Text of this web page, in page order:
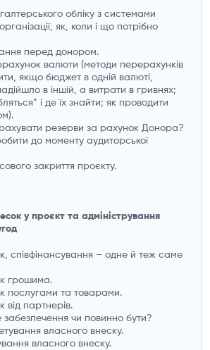
обліку з системами
як, коли і що потрібно
перед донором.
валюти (методи перерахунків
якщо бюджет в одній валюті,
в іншій, а витрати в гривнях;
і де їх знайти; як проводити
резерви за рахунок Донора?
до моменту аудиторської
закриття проєкту.
у проєкт та адміністрування
співфінансування – одне й теж саме
грошима.
послугами та товарами.
від партнерів.
чи повинно бути?
власного внеску.
власного внеску.